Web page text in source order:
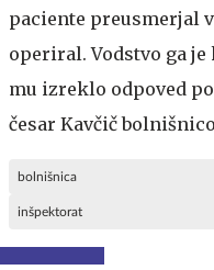
paciente preusmerjal
operiral. Vodstvo ga
mu izreklo odpoved
česar Kavčič
bolnišnica
inšpektorat